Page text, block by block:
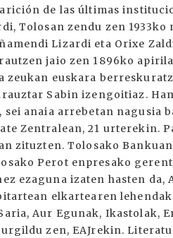
de las últimas
Tolosan zendu zen
Lizardi eta Orixe
jaio zen 1896ko
zeukan euskara
Sabin izengoitiaz.
sei anaia arrebetan nagusia
Zentralean, 21 urterekin.
zituzten. Tolosako
Perot enpresako
ezaguna izaten hasten
elkartearen
Aur Egunak, Ikastolak,
zen, EAJrekin.